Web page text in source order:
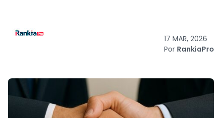
17 MAR, 2026
Por RankiaPro